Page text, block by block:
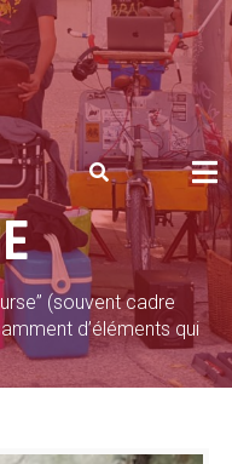
(souvent cadre
d’éléments qui